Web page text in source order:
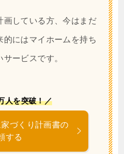
画している方、今はまだ
にはマイホームを持ち
ービスです。
人を突破！／
家づくり計画書の
する